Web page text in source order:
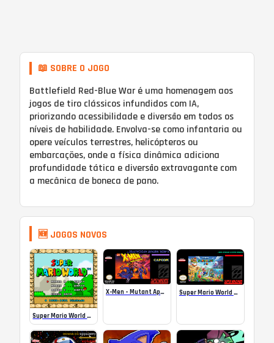
📖 SOBRE O JOGO
Battlefield Red-Blue War é uma homenagem aos
jogos de tiro clássicos infundidos com IA,
priorizando acessibilidade e diversão em todos os
níveis de habilidade. Envolva-se como infantaria ou
opere veículos terrestres, helicópteros ou
embarcações, onde a física dinâmica adiciona
profundidade tática e diversão extravagante com
a mecânica de boneca de pano.
🆕 JOGOS NOVOS
Super Mario World SA-1 Online
X-Men – Mutant Apocalypse Rebalanced Online Super Mario World Mix Online